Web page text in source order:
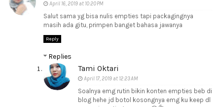
April 16, 2019 at 10:20 PM
Salut sama yg bisa nulis empties tapi packagingnya
masih ada gitu, primpen banget bahasa jawanya
Reply
Replies
Tami Oktari
April 17, 2019 at 12:23 AM
Soalnya emg rutin bikin konten empties beb di
blog hehe jd botol kosongnya emg ku keep dl